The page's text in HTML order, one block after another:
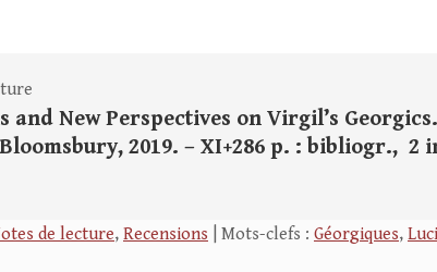
and New Perspectives on Virgil’s
2019. – XI+286 p. : bibliogr., 2
de lecture, Recensions | Mots-clefs : Géorgiques,